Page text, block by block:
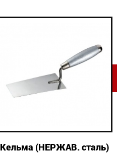
Кельма (НЕРЖАВ. сталь)